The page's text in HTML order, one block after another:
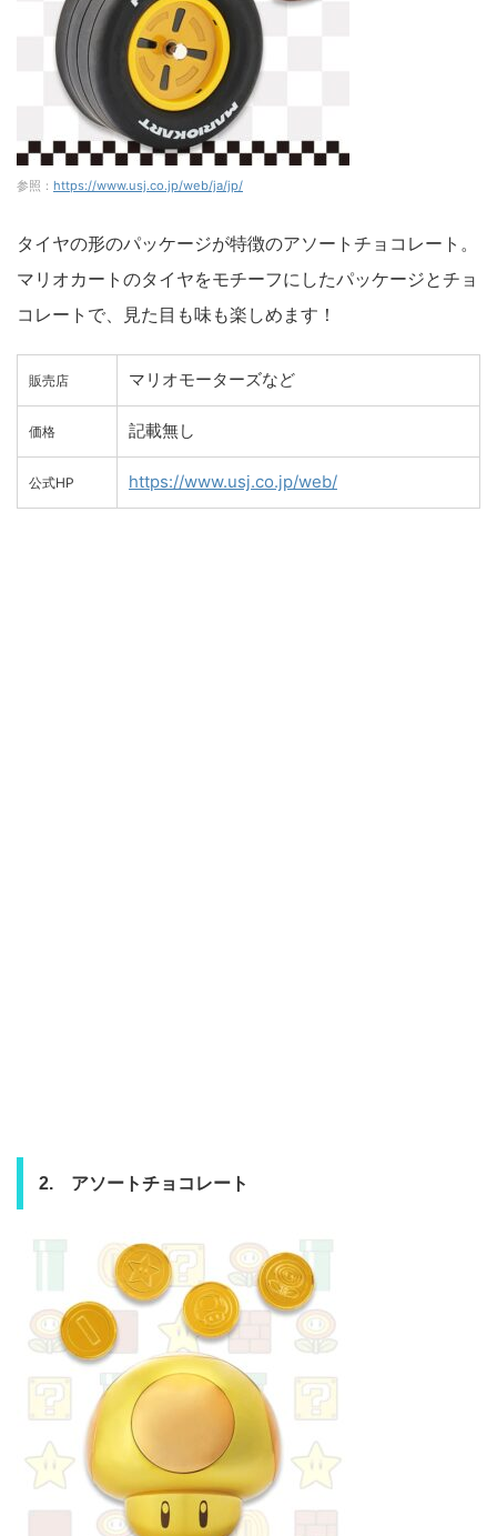
参照： https://www.usj.co.jp/web/ja/jp/
タイヤの形のパッケージが特徴のアソートチョコレート。
マリオカートのタイヤをモチーフにしたパッケージとチョ
コレートで、見た目も味も楽しめます！
販売店 マリオモーターズなど
価格 記載無し
公式HP https://www.usj.co.jp/web/
2. アソートチョコレート